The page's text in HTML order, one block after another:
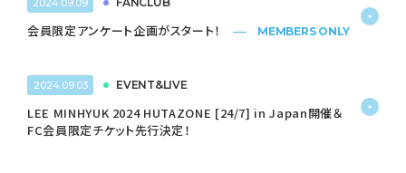
2024.09.09
会員限定アンケート企画がスタート！ MEMBERS ONLY
2024.09.03 EVENT&LIVE
LEE MINHYUK 2024 HUTAZONE [24/7] in Japan開催＆
FC会員限定チケット先行決定！